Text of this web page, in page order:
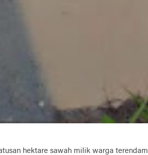
hektare sawah milik warga terendam